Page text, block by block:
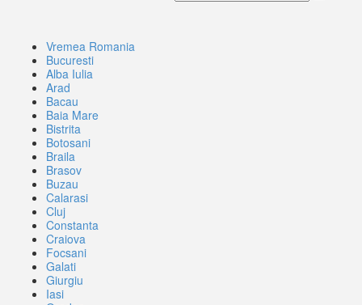
Vremea Romania
Bucuresti
Alba Iulia
Arad
Bacau
Baia Mare
Bistrita
Botosani
Braila
Brasov
Buzau
Calarasi
Cluj
Constanta
Craiova
Focsani
Galati
Giurgiu
Iasi